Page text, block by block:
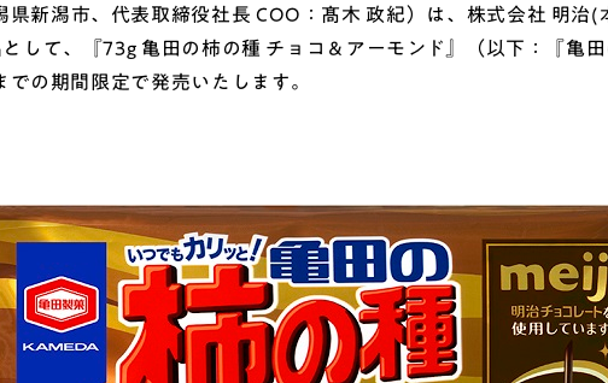
新潟市、代表取締役社長 COO：髙木 政紀）は、株式会社 明治(
して、『73g 亀田の柿の種 チョコ＆アーモンド』（以下：『亀
の期間限定で発売いたします。